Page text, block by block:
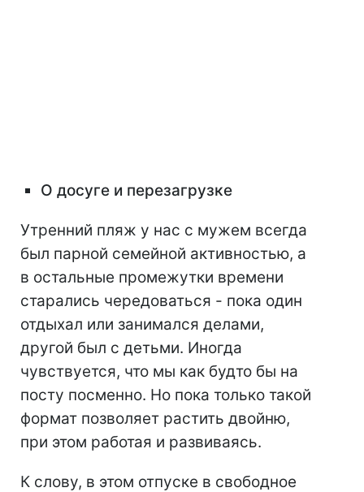
О досуге и перезагрузке
Утренний пляж у нас с мужем всегда
был парной семейной активностью, а
в остальные промежутки времени
старались чередоваться - пока один
отдыхал или занимался делами,
другой был с детьми. Иногда
чувствуется, что мы как будто бы на
посту посменно. Но пока только такой
формат позволяет растить двойню,
при этом работая и развиваясь.
К слову, в этом отпуске в свободное